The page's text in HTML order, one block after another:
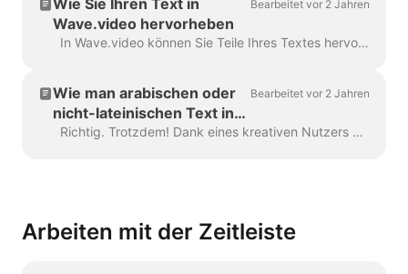
Wie Sie Ihren Text in
Wave.video hervorheben
Bearbeitet vor 2 Jahren
In Wave.video können Sie Teile Ihres Textes hervorheben, um sie vom Rest der Nachricht abzuheben. Um einen Teil des Textes hervorzuheben, wählen Sie die...
Wie man arabischen oder
nicht-lateinischen Text in
Wave.video verwendet
Bearbeitet vor 2 Jahren
Richtig. Trotzdem! Dank eines kreativen Nutzers und unseres Support-Teams haben wir eine Möglichkeit gefunden, dies zu umgehen. Alles, was Sie tun müssen, ist eine Vektordatei/ima...
Arbeiten mit der Zeitleiste